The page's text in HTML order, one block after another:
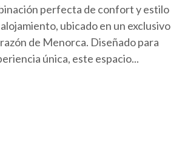
perfecta de confort y estilo
ubicado en un exclusivo
de Menorca. Diseñado para
única, este espacio...